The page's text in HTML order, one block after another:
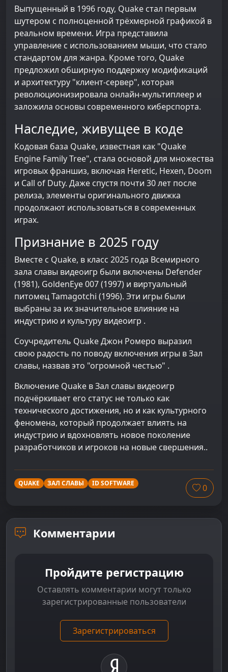
Выпущенный в 1996 году, Quake стал первым
шутером с полноценной трёхмерной графикой в
реальном времени. Игра представила
управление с использованием мыши, что стало
стандартом для жанра. Кроме того, Quake
предложил обширную поддержку модификаций
и архитектуру "клиент-сервер", которая
революционизировала онлайн-мультиплеер и
заложила основы современного киберспорта.
Наследие, живущее в коде
Кодовая база Quake, известная как "Quake
Engine Family Tree", стала основой для множества
игровых франшиз, включая Heretic, Hexen, Doom
и Call of Duty. Даже спустя почти 30 лет после
релиза, элементы оригинального движка
продолжают использоваться в современных
играх.
Признание в 2025 году
Вместе с Quake, в класс 2025 года Всемирного
зала славы видеоигр были включены Defender
(1981), GoldenEye 007 (1997) и виртуальный
питомец Tamagotchi (1996). Эти игры были
выбраны за их значительное влияние на
индустрию и культуру видеоигр .
Соучредитель Quake Джон Ромеро выразил
свою радость по поводу включения игры в Зал
славы, назвав это "огромной честью" .
Включение Quake в Зал славы видеоигр
подчёркивает его статус не только как
технического достижения, но и как культурного
феномена, который продолжает влиять на
индустрию и вдохновлять новое поколение
разработчиков и игроков на новые свершения..
QUAKE ЗАЛ СЛАВЫ ID SOFTWARE 0
Комментарии
Пройдите регистрацию
Оставлять комментарии могут только
зарегистрированные пользователи
Зарегистрироваться